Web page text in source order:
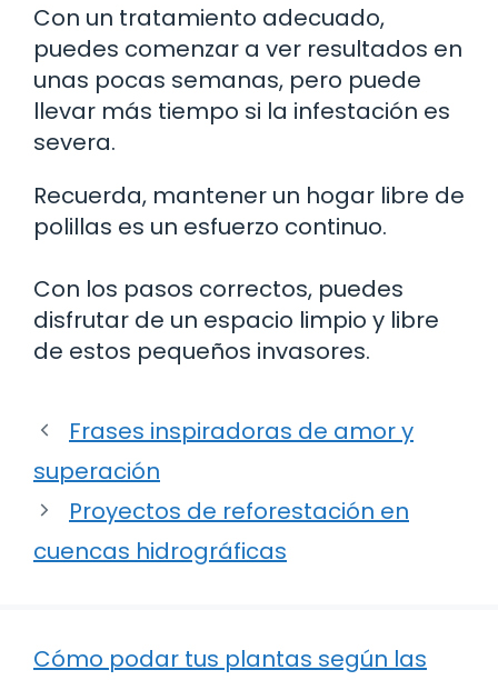
Con un tratamiento adecuado,
puedes comenzar a ver resultados en
unas pocas semanas, pero puede
llevar más tiempo si la infestación es
severa.
Recuerda, mantener un hogar libre de
polillas es un esfuerzo continuo.
Con los pasos correctos, puedes
disfrutar de un espacio limpio y libre
de estos pequeños invasores.
Frases inspiradoras de amor y
superación
Proyectos de reforestación en
cuencas hidrográficas
Cómo podar tus plantas según las